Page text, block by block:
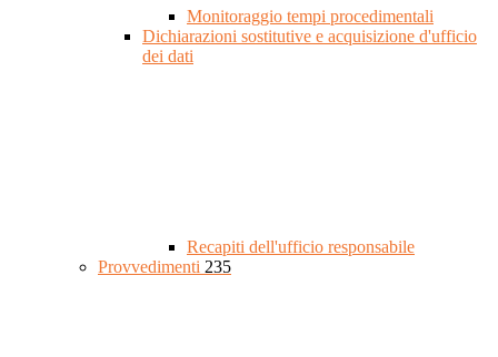
Monitoraggio tempi procedimentali
Dichiarazioni sostitutive e acquisizione d'ufficio
dei dati
Recapiti dell'ufficio responsabile
Provvedimenti 235